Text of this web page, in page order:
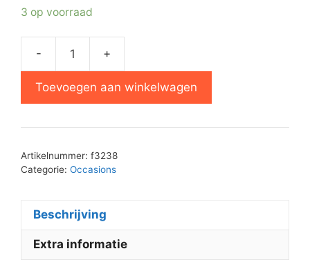
3 op voorraad
-
voorversterker
+
Toevoegen aan winkelwagen
Artikelnummer: f3238
Categorie: Occasions
Beschrijving
Extra informatie